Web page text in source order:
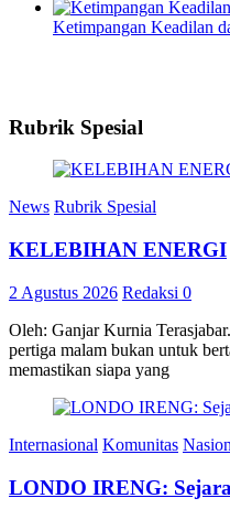
Ketimpangan Keadilan
Rubrik Spesial
News Rubrik Spesial
KELEBIHAN ENERGI
2 Agustus 2026 Redaksi 0
Oleh: Ganjar Kurnia
pertiga malam bukan untuk
memastikan siapa yang
Internasional Komunitas
LONDO IRENG: